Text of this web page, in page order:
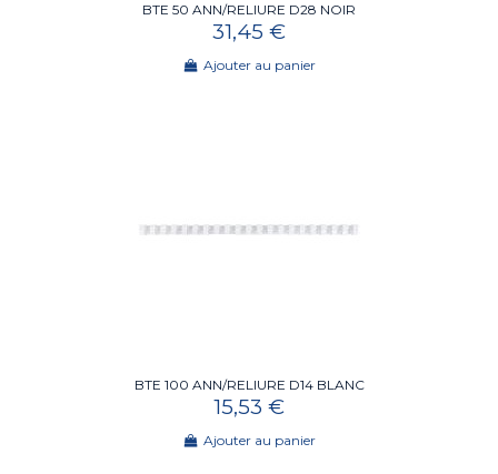
BTE 50 ANN/RELIURE D28 NOIR
31,45 €
Ajouter au panier
BTE 100 ANN/RELIURE D14 BLANC
15,53 €
Ajouter au panier